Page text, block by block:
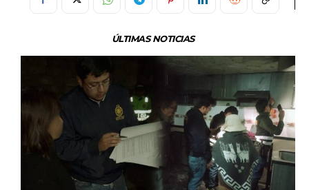
ÚLTIMAS NOTICIAS